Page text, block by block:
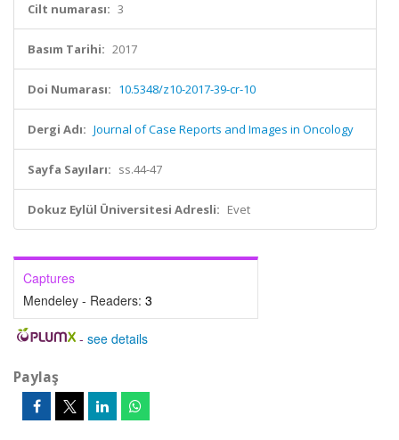
Cilt numarası: 3
Basım Tarihi: 2017
Doi Numarası: 10.5348/z10-2017-39-cr-10
Dergi Adı: Journal of Case Reports and Images in Oncology
Sayfa Sayıları: ss.44-47
Dokuz Eylül Üniversitesi Adresli: Evet
Captures
Mendeley - Readers: 3
- see details
Paylaş